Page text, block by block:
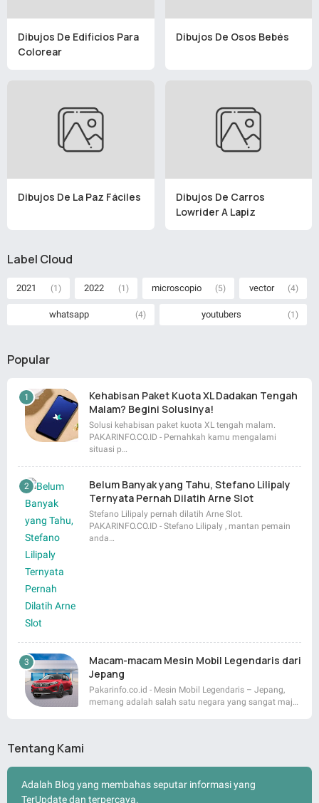
Dibujos De Edificios Para
Colorear
Dibujos De Osos Bebés
Dibujos De La Paz Fáciles
Dibujos De Carros
Lowrider A Lapiz
Label Cloud
2021 (1) 2022 (1) microscopio (5) vector (4)
whatsapp (4) youtubers (1)
Popular
Kehabisan Paket Kuota XL Dadakan Tengah
Malam? Begini Solusinya!
Solusi kehabisan paket kuota XL tengah malam.
PAKARINFO.CO.ID - Pernahkah kamu mengalami
situasi p…
Belum Banyak yang Tahu, Stefano Lilipaly
Ternyata Pernah Dilatih Arne Slot
Stefano Lilipaly pernah dilatih Arne Slot.
PAKARINFO.CO.ID - Stefano Lilipaly , mantan pemain
anda…
Macam-macam Mesin Mobil Legendaris dari
Jepang
Pakarinfo.co.id - Mesin Mobil Legendaris – Jepang,
memang adalah salah satu negara yang sangat maj…
Tentang Kami
Adalah Blog yang membahas seputar informasi yang
TerUpdate dan terpercaya.